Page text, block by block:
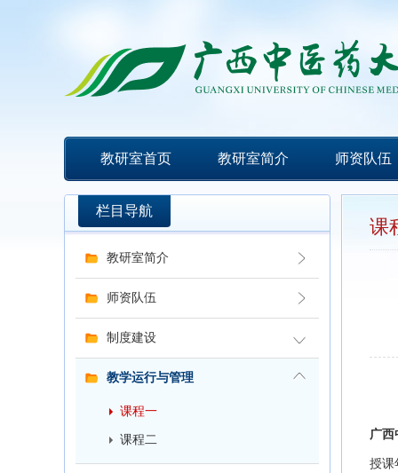
教研室首页 教研室简介 师资队伍
栏目导航
教研室简介
师资队伍
制度建设
教学运行与管理
课程一
课程二
课
广西
授课